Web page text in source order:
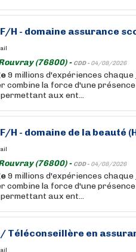
H - domaine assurance
(76800) - CDD - 04/08/2026
9 millions d'expériences
combine la force d'une
aux ent...
H - domaine de la beauté
(76800) - CDD - 04/08/2026
9 millions d'expériences
combine la force d'une
aux ent...
Téléconseillère en